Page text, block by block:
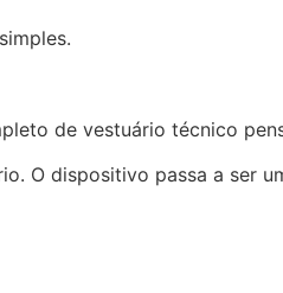
de vestuário técnico
O dispositivo passa a ser